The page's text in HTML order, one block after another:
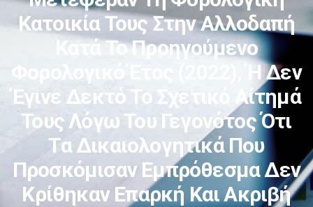
Κατοικία Τους Στην Αλλοδαπή
Κατά Το Προηγούμενο
Φορολογικό Έτος (2022), Ή Δεν
Έγινε Δεκτό Το Σχετικό Αίτημά
Τους Λόγω Του Γεγονότος Ότι
Τα Δικαιολογητικά Που
Προσκόμισαν Εμπρόθεσμα Δεν
Κρίθηκαν Επαρκή Και Ακριβή